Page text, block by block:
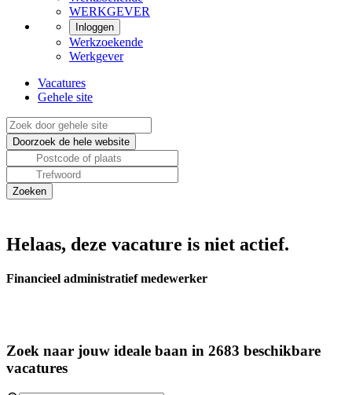
WERKGEVER
Inloggen
Werkzoekende
Werkgever
Vacatures
Gehele site
Helaas, deze vacature is niet actief.
Financieel administratief medewerker
Zoek naar jouw ideale baan in 2683 beschikbare
vacatures